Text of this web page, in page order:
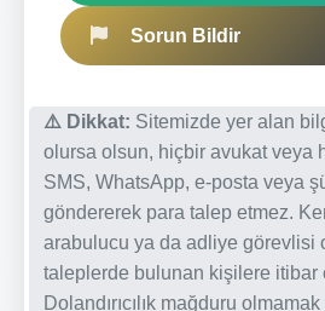
Sorun Bildir
⚠️ Dikkat: Sitemizde yer alan
olursa olsun, hiçbir avukat veya
SMS, WhatsApp, e-posta veya
göndererek para talep etmez.
arabulucu ya da adliye görevlisi
taleplerde bulunan kişilere itibar
Dolandırıcılık mağduru